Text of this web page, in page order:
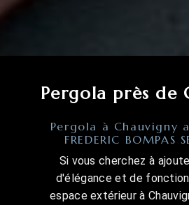
Pergola près de
Pergola à Chauvigny
FREDERIC BOMPAS
Si vous cherchez à
d'élégance et de
espace extérieur à